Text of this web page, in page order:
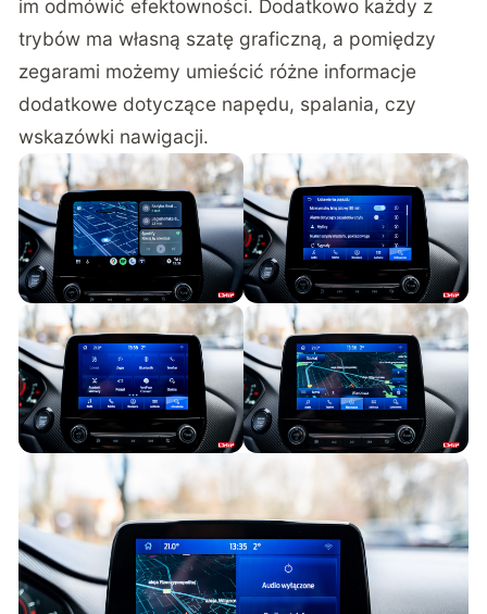
im odmówić efektowności. Dodatkowo każdy z
trybów ma własną szatę graficzną, a pomiędzy
zegarami możemy umieścić różne informacje
dodatkowe dotyczące napędu, spalania, czy
wskazówki nawigacji.